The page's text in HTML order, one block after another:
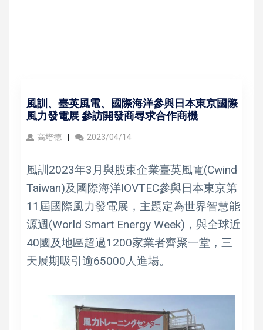
風訓、臺英風電、國際海洋參與日本東京國際
風力發電展 參訪開發商尋求合作商機
高培德 2023/04/14
風訓2023年3月與股東企業臺英風電(Cwind
Taiwan)及國際海洋IOVTEC參與日本東京第
11屆國際風力發電展，主題定為世界智慧能
源週(World Smart Energy Week)，與全球近
40國及地區超過1200家業者齊聚一堂，三
天展期吸引逾65000人進場。